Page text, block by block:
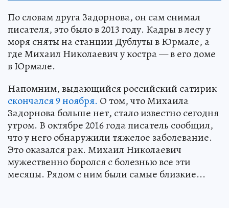
По словам друга Задорнова, он сам снимал
писателя, это было в 2013 году. Кадры в лесу у
моря сняты на станции Дублуты в Юрмале, а
где Михаил Николаевич у костра — в его доме
в Юрмале.
Напомним, выдающийся российский сатирик
скончался 9 ноября. О том, что Михаила
Задорнова больше нет, стало известно сегодня
утром. В октябре 2016 года писатель сообщил,
что у него обнаружили тяжелое заболевание.
Это оказался рак. Михаил Николаевич
мужественно боролся с болезнью все эти
месяцы. Рядом с ним были самые близкие...